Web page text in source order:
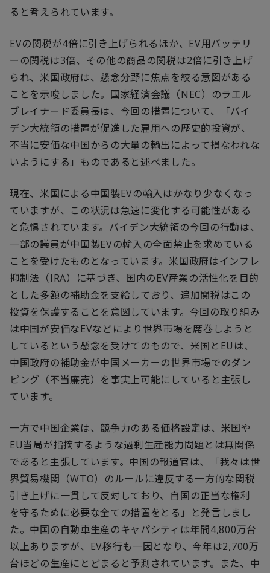
ると考えられています。
EVの関税が4倍に引き上げられるほか、EV用バッテリ
ーの関税は3倍、その他の商品の関税は2倍に引き上げ
られ、米国政府は、懸念分野に焦点を絞る意図がある
ことを示唆しました。国家経済会議（NEC）のラエル
ブレイナード委員長は、今回の措置について、「バイ
デン大統領の措置が促進した雇用への歴史的投資が、
不当に安価な中国からの大量の輸出によって損なわれな
いようにする」ものであると述べました。
現在、米国による中国製EVの輸入はかなり少なくなっ
ていますが、この状況は急速に変化する可能性がある
と危惧されています。バイデン大統領の今回の行動は、
一部の議員が中国製EVの輸入の全面禁止を求めている
ことを受けたものとなっています。米国政府はインフレ
抑制法（IRA）に基づき、国内のEV産業の活性化を目的
とした多額の補助金を支給しており、追加関税はこの
投資を保護することを意図しています。今回の取り組み
は中国が安価なEVなどにより世界市場を席巻しようと
しているという懸念を受けてのもので、米国とEUは、
中国政府の補助金が中国メーカーの世界市場でのダン
ピング（不当廉売）を事実上可能にしていると主張し
ています。
一方で中国企業は、競争力のある価格設定は、米国や
EU当局が指摘するような過剰生産能力問題とは無関係
であると主張しています。中国の報道官は、「我々は世
界貿易機関（WTO）のルールに違反する一方的な関税
引き上げに一貫して反対しており、自国の正当な権利
を守るために必要な全ての措置をとる」と発言しまし
た。中国の自動車生産のキャパシティは年間4,800万台
以上ありますが、EV移行も一因となり、今年は2,700万
台ほどの生産にとどまると予測されています。また、中